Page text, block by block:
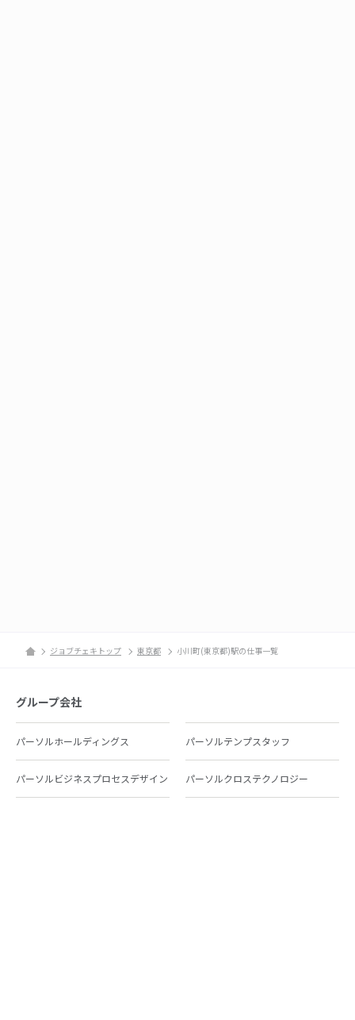
ジョブチェキトップ 東京都 小川町(東京都)駅の仕事一覧
グループ会社
パーソルホールディングス パーソルテンプスタッフ
パーソルビジネスプロセスデザイン パーソルクロステクノロジー